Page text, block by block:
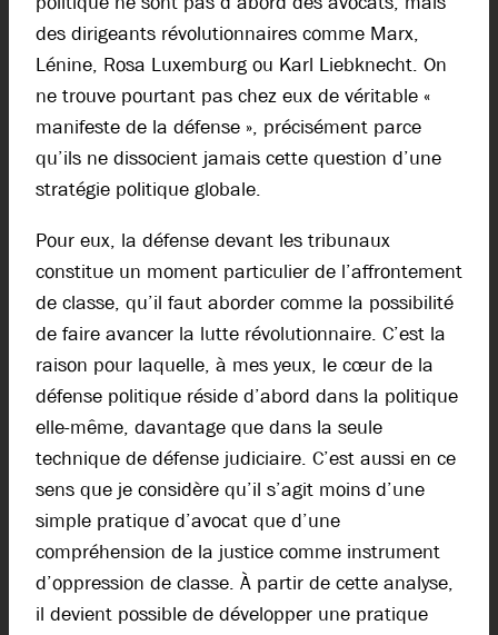
des dirigeants révolutionnaires comme Marx,
Lénine, Rosa Luxemburg ou Karl Liebknecht. On
ne trouve pourtant pas chez eux de véritable «
manifeste de la défense », précisément parce
qu’ils ne dissocient jamais cette question d’une
stratégie politique globale.
Pour eux, la défense devant les tribunaux
constitue un moment particulier de l’affrontement
de classe, qu’il faut aborder comme la possibilité
de faire avancer la lutte révolutionnaire. C’est la
raison pour laquelle, à mes yeux, le cœur de la
défense politique réside d’abord dans la politique
elle-même, davantage que dans la seule
technique de défense judiciaire. C’est aussi en ce
sens que je considère qu’il s’agit moins d’une
simple pratique d’avocat que d’une
compréhension de la justice comme instrument
d’oppression de classe. À partir de cette analyse,
il devient possible de développer une pratique